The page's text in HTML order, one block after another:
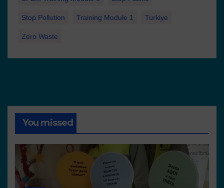
Stop Pollution Training Module 1 Turkiye
Zero Waste
You missed